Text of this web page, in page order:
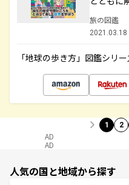
旅の図鑑
2021.03.18
「地球の歩き方」図鑑シリ
1 2
AD
AD
人気の国と地域から探す